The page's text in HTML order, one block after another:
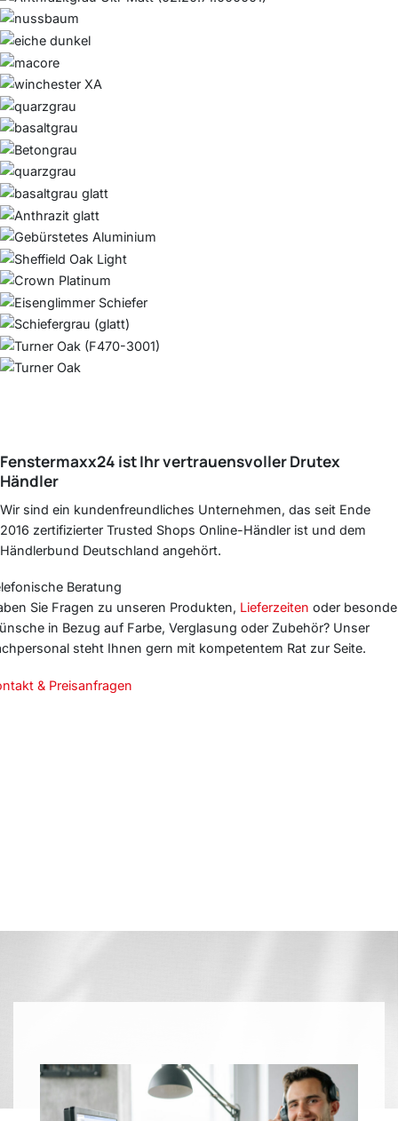
Fenstermaxx24 ist Ihr vertrauensvollerDrutex
Händler
Wir sind ein kundenfreundliches Unternehmen, das seit Ende
2016 zertifizierter Trusted Shops Online-Händler ist und dem
Händlerbund Deutschland angehört.
Beratung
Sie Fragen zu unseren Produkten, Lieferzeiten oder
in Bezug auf Farbe, Verglasung oder Zubehör? Unser
steht Ihnen gern mit kompetentem Rat zur Seite.
& Preisanfragen